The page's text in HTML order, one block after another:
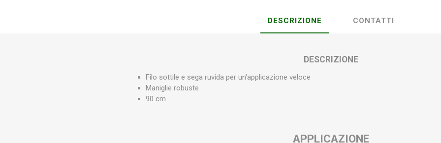
DESCRIZIONE CONTATTI
DESCRIZIONE
Filo sottile e sega ruvida per un'applicazione veloce
Maniglie robuste
90 cm
APPLICAZIONE